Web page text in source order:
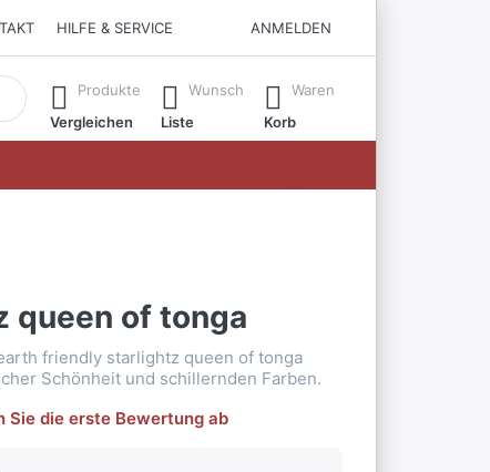
HILFE & SERVICE ANMELDEN
erste Ergebnisse. Drücken Sie die Eingabetaste, um
Produkte
Vergleichen
Wunsch
Liste
Waren
Korb
queen of tonga
friendly starlightz queen of tonga
Schönheit und schillernden Farben.
Sie die erste Bewertung ab